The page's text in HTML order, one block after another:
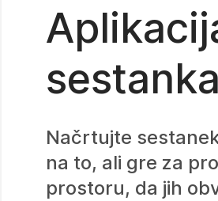
Načrtujte
na to, ali gre za
prostoru, da jih